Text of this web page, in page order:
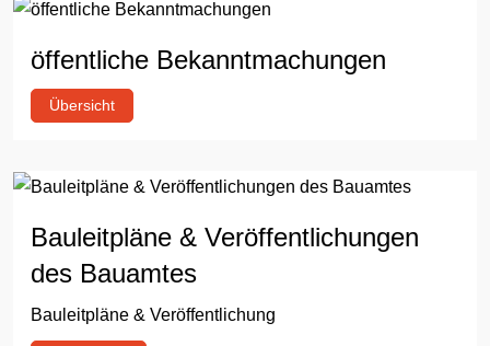
öffentliche Bekanntmachungen
Übersicht
Bauleitpläne & Veröffentlichungen
des Bauamtes
Bauleitpläne & Veröffentlichung